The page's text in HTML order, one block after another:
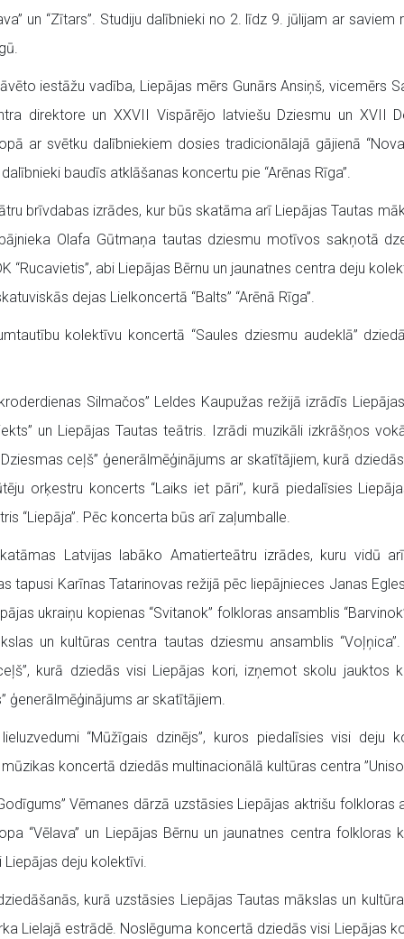
un “Zītars”. Studiju dalībnieki no 2. līdz 9. jūlijam ar
iestāžu vadība, Liepājas mērs Gunārs Ansiņš, vicemērs
direktore un XXVII Vispārējo latviešu Dziesmu un XVII
ar svētku dalībniekiem dosies tradicionālajā gājienā
baudīs atklāšanas koncertu pie “Arēnas Rīga”.
brīvdabas izrādes, kur būs skatāma arī Liepājas Tautas
Olafa Gūtmaņa tautas dziesmu motīvos sakņotā
abi Liepājas Bērnu un jaunatnes centra deju
dejas Lielkoncertā “Balts” “Arēnā Rīga”.
kolektīvu koncertā “Saules dziesmu audeklā”
Silmačos” Leldes Kaupužas režijā izrādīs
un Liepājas Tautas teātris. Izrādi muzikāli izkrāšņos
ceļš” ģenerālmēģinājums ar skatītājiem, kurā
orķestru koncerts “Laiks iet pāri”, kurā piedalīsies
“Liepāja”. Pēc koncerta būs arī zaļumballe.
Latvijas labāko Amatierteātru izrādes, kuru vidū
tapusi Karīnas Tatarinovas režijā pēc liepājnieces Janas
ukraiņu kopienas “Svitanok” folkloras ansamblis
un kultūras centra tautas dziesmu ansamblis
kurā dziedās visi Liepājas kori, izņemot skolu jauktos
ģenerālmēģinājums ar skatītājiem.
“Mūžīgais dzinējs”, kuros piedalīsies visi deju
koncertā dziedās multinacionālā kultūras centra
Vēmanes dārzā uzstāsies Liepājas aktrišu folkloras
“Vēlava” un Liepājas Bērnu un jaunatnes centra folkloras
Liepājas deju kolektīvi.
kurā uzstāsies Liepājas Tautas mākslas un
Lielajā estrādē. Noslēguma koncertā dziedās visi Liepājas